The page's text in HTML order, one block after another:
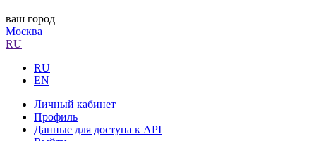
ваш город
Москва
RU
RU
EN
Личный кабинет
Профиль
Данные для доступа к API